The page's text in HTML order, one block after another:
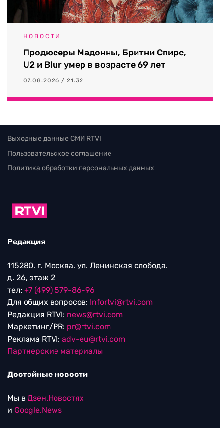
НОВОСТИ
Продюсеры Мадонны, Бритни Спирс,
U2 и Blur умер в возрасте 69 лет
07.08.2026 / 21:32
Выходные данные СМИ RTVI
Пользовательское соглашение
Политика обработки персональных данных
Редакция
115280, г. Москва, ул. Ленинская слобода,
д. 26, этаж 2
тел: +7 (499) 579-86-96
Для общих вопросов: Infortvi@rtvi.com
Редакция RTVI: news@rtvi.com
Маркетинг/PR: pr@rtvi.com
Реклама RTVI: adv-eu@rtvi.com
Партнерские материалы
Достойные новости
Мы в Дзен.Новостях
и Google.News